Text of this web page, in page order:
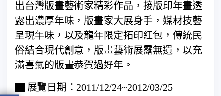
出台灣版畫藝術家精彩作品，接版印年畫透
露出濃厚年味，版畫家大展身手，媒材技藝
呈現年味，以及龍年限定拓印紅包，傳統民
俗結合現代創意，版畫藝術展露無遺，以充
滿喜氣的版畫恭賀過好年。
▇ 展覽日期：2011/12/24~2012/03/25